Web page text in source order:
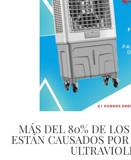
MÁS DEL 80% DE
ESTÁN CAUSADOS